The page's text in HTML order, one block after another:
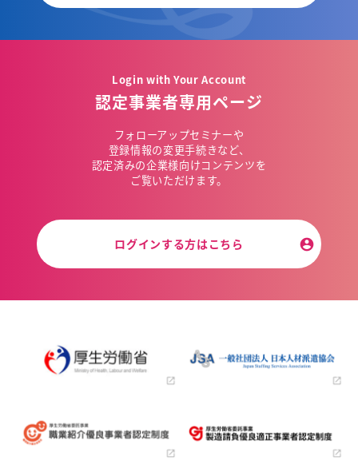
Login with Your Account
認定事業者専用ページ
フォローアップセミナーや
登録情報の変更手続きなど、
認定済みの企業様向けコンテンツを
ご覧いただけます。
ログインする方はこちら